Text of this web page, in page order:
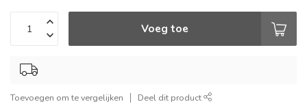
Voeg toe
Toevoegen om te vergelijken Deel dit product